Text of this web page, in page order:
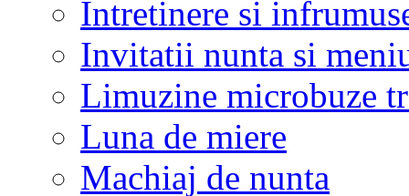
Intretinere si
Invitatii nunta si
Limuzine microbuze
Luna de miere
Machiaj de nunta